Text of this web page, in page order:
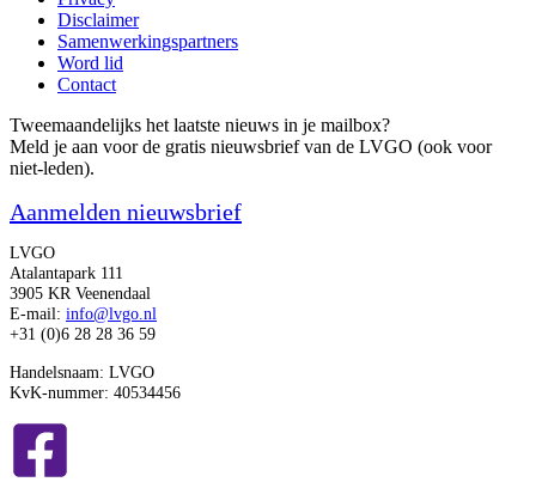
Disclaimer
Samenwerkingspartners
Word lid
Contact
Tweemaandelijks het laatste nieuws in je mailbox?
Meld je aan voor de gratis nieuwsbrief van de LVGO (ook voor
niet-leden).
Aanmelden nieuwsbrief
LVGO
Atalantapark 111
3905 KR Veenendaal
E-mail: info@lvgo.nl
+31 (0)6 28 28 36 59
Handelsnaam: LVGO
KvK-nummer: 40534456